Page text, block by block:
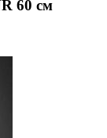
60 см